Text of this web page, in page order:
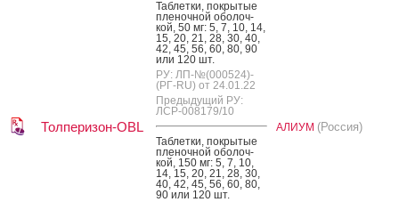
Толперизон-OBL
Таб­летки, пок­ры­тые
пле­ноч­ной обо­лоч­
кой, 50 мг: 5, 7, 10, 14,
15, 20, 21, 28, 30, 40,
42, 45, 56, 60, 80, 90
или 120 шт.
РУ: ЛП-№(000524)-
(РГ-RU) от 24.01.22
Предыдущий РУ:
ЛСР-008179/10
Таб­летки, пок­ры­тые
пле­ноч­ной обо­лоч­
кой, 150 мг: 5, 7, 10,
14, 15, 20, 21, 28, 30,
40, 42, 45, 56, 60, 80,
90 или 120 шт.
АЛИУМ (Россия)